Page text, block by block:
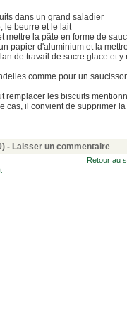
dans un grand saladier
le beurre et le lait
mettre la pâte en forme de
papier d'aluminium et la
de travail de sucre glace et
comme pour un
remplacer les biscuits
cas, il convient de supprimer
- Laisser un commentaire
Retour au